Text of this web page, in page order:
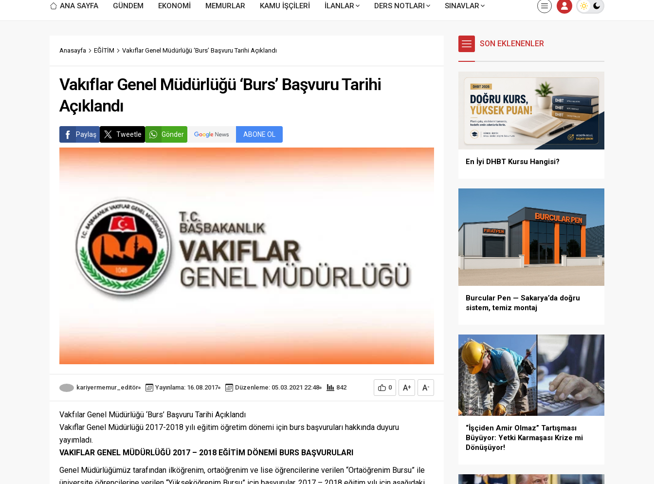
ANA SAYFA GÜNDEM EKONOMİ MEMURLAR KAMU İŞÇİLERİ İLANLAR DERS NOTLARI SINAVLAR
Anasayfa EĞİTİM Vakıflar Genel Müdürlüğü ‘Burs’ Başvuru Tarihi Açıklandı
Vakıflar Genel Müdürlüğü ‘Burs’ Başvuru Tarihi
Açıklandı
Paylaş Tweetle Gönder ABONE OL
kariyermemur_editör Yayınlama: 16.08.2017 Düzenleme: 05.03.2021 22:48 842 0 A+ A-
Vakfılar Genel Müdürlüğü ‘Burs’ Başvuru Tarihi Açıklandı
Vakıflar Genel Müdürlüğü 2017-2018 yılı eğitim öğretim dönemi için burs başvuruları hakkında duyuru
yayımladı.
VAKIFLAR GENEL MÜDÜRLÜĞÜ 2017 – 2018 EĞİTİM DÖNEMİ BURS BAŞVURULARI
Genel Müdürlüğümüz tarafından ilköğrenim, ortaöğrenim ve lise öğrencilerine verilen “Ortaöğrenim Bursu” ile
SON EKLENENLER
En İyi DHBT Kursu Hangisi?
Burcular Pen — Sakarya’da doğru
sistem, temiz montaj
“İşçiden Amir Olmaz” Tartışması
Büyüyor: Yetki Karmaşası Krize mi
Dönüşüyor!